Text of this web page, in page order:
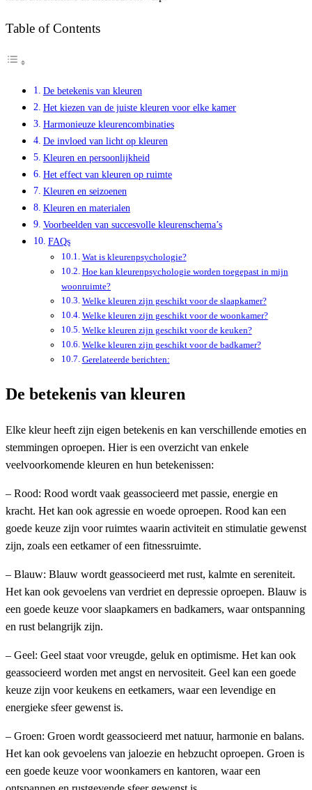
Table of Contents
De betekenis van kleuren
Het kiezen van de juiste kleuren voor elke kamer
Harmonieuze kleurencombinaties
De invloed van licht op kleuren
Kleuren en persoonlijkheid
Het effect van kleuren op ruimte
Kleuren en seizoenen
Kleuren en materialen
Voorbeelden van succesvolle kleurenschema’s
FAQs
Wat is kleurenpsychologie?
Hoe kan kleurenpsychologie worden toegepast in mijn
woonruimte?
Welke kleuren zijn geschikt voor de slaapkamer?
Welke kleuren zijn geschikt voor de woonkamer?
Welke kleuren zijn geschikt voor de keuken?
Welke kleuren zijn geschikt voor de badkamer?
Gerelateerde berichten:
De betekenis van kleuren
Elke kleur heeft zijn eigen betekenis en kan verschillende emoties en
stemmingen oproepen. Hier is een overzicht van enkele
veelvoorkomende kleuren en hun betekenissen:
– Rood: Rood wordt vaak geassocieerd met passie, energie en
kracht. Het kan ook agressie en woede oproepen. Rood kan een
goede keuze zijn voor ruimtes waarin activiteit en stimulatie gewenst
zijn, zoals een eetkamer of een fitnessruimte.
– Blauw: Blauw wordt geassocieerd met rust, kalmte en sereniteit.
Het kan ook gevoelens van verdriet en depressie oproepen. Blauw is
een goede keuze voor slaapkamers en badkamers, waar ontspanning
en rust belangrijk zijn.
– Geel: Geel staat voor vreugde, geluk en optimisme. Het kan ook
geassocieerd worden met angst en nervositeit. Geel kan een goede
keuze zijn voor keukens en eetkamers, waar een levendige en
energieke sfeer gewenst is.
– Groen: Groen wordt geassocieerd met natuur, harmonie en balans.
Het kan ook gevoelens van jaloezie en hebzucht oproepen. Groen is
een goede keuze voor woonkamers en kantoren, waar een